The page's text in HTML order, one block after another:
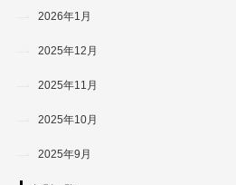
2026年1月
2025年12月
2025年11月
2025年10月
2025年9月